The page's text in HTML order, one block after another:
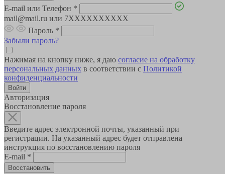
E-mail или Телефон *
mail@mail.ru или 7XXXXXXXXXX
Пароль *
Забыли пароль?
Нажимая на кнопку ниже, я даю согласие на обработку
персональных данных в соответствии с Политикой
конфиденциальности
Авторизация
Восстановление пароля
Введите адрес электронной почты, указанный при
регистрации. На указанный адрес будет отправлена
инструкция по восстановлению пароля
E-mail *